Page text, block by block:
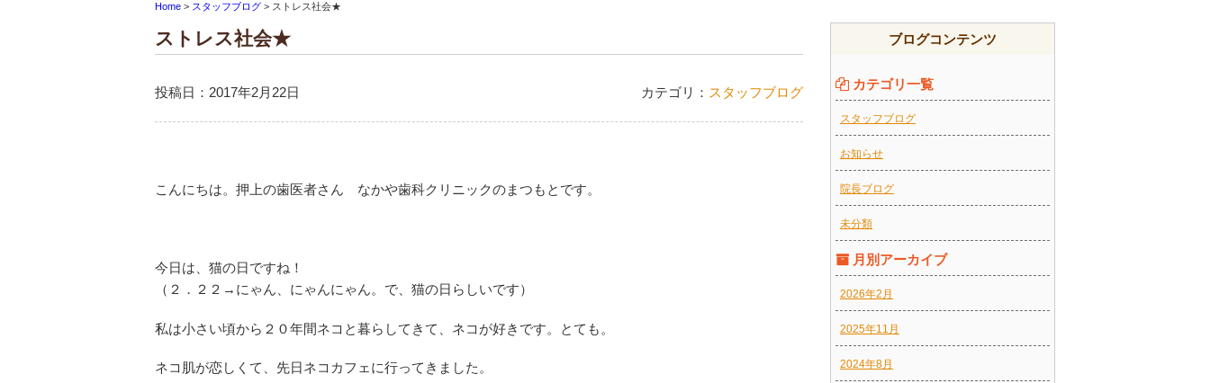
Home > スタッフブログ > ストレス社会★
ストレス社会★
投稿日：2017年2月22日 カテゴリ： スタッフブログ
こんにちは。押上の歯医者さん なかや歯科クリニックのまつもとです。
今日は、猫の日ですね！
（２．２２→にゃん、にゃんにゃん。で、猫の日らしいです）
私は小さい頃から２０年間ネコと暮らしてきて、ネコが好きです。とても。
ネコ肌が恋しくて、先日ネコカフェに行ってきました。
ブログコンテンツ
カテゴリ一覧
スタッフブログ
お知らせ
院長ブログ
未分類
月別アーカイブ
2026年2月
2025年11月
2024年8月